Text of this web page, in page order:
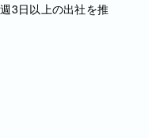
3日以上の出社を推